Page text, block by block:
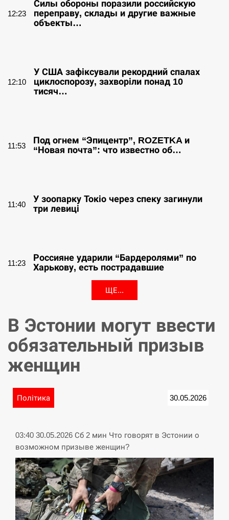
12:23
Силы обороны поразили российскую
переправу, склады и другие важные
объекты…
12:10
У США зафіксували рекордний спалах
циклоспорозу, захворіли понад 10
тисяч…
11:53
Под огнем “Эпицентр”, ROZETKA и
“Новая почта”: что известно об…
11:40
У зоопарку Токіо через спеку загинули
три левиці
11:23
Россияне ударили “Бардеролями” по
Харькову, есть пострадавшие
ЩЕ...
В Эстонии могут ввести
обязательный призыв
женщин
Політика 30.05.2026
03:40 30.05.2026 Сб 2 мин Что говорят в Эстонии о
возможном призыве женщин?